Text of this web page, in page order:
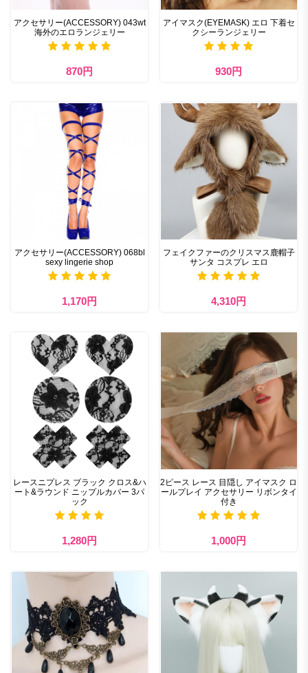
アクセサリー(ACCESSORY) 043wt
海外のエロランジェリー
870円
アイマスク(EYEMASK) エロ 下着セ
クシーランジェリー
930円
アクセサリー(ACCESSORY) 068bl
sexy lingerie shop
1,170円
フェイクファーのクリスマス鹿帽子
サンタ コスプレ エロ
4,310円
レースニプレス ブラック クロス&ハ
ート&ラウンド ニップルカバー 3パ
ック
1,280円
2ピース レース 目隠し アイマスク ロ
ールプレイ アクセサリー リボンタイ
付き
1,000円